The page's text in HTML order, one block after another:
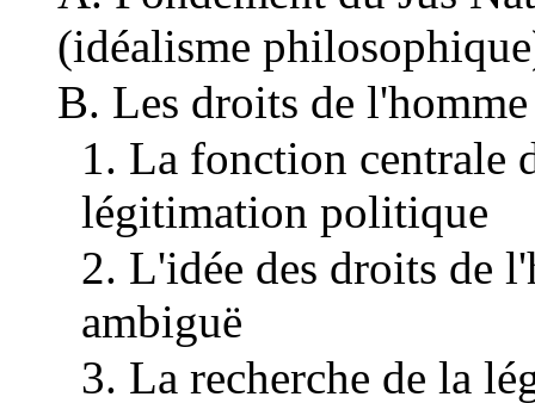
(idéalisme
B. Les droits de l'homme
1. La fonction centrale
légitimation politique
2. L'idée des droits de
ambiguë
3. La recherche de la